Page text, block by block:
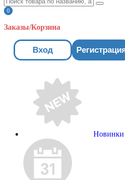
0
Заказы/Корзина
Вход
Новинки